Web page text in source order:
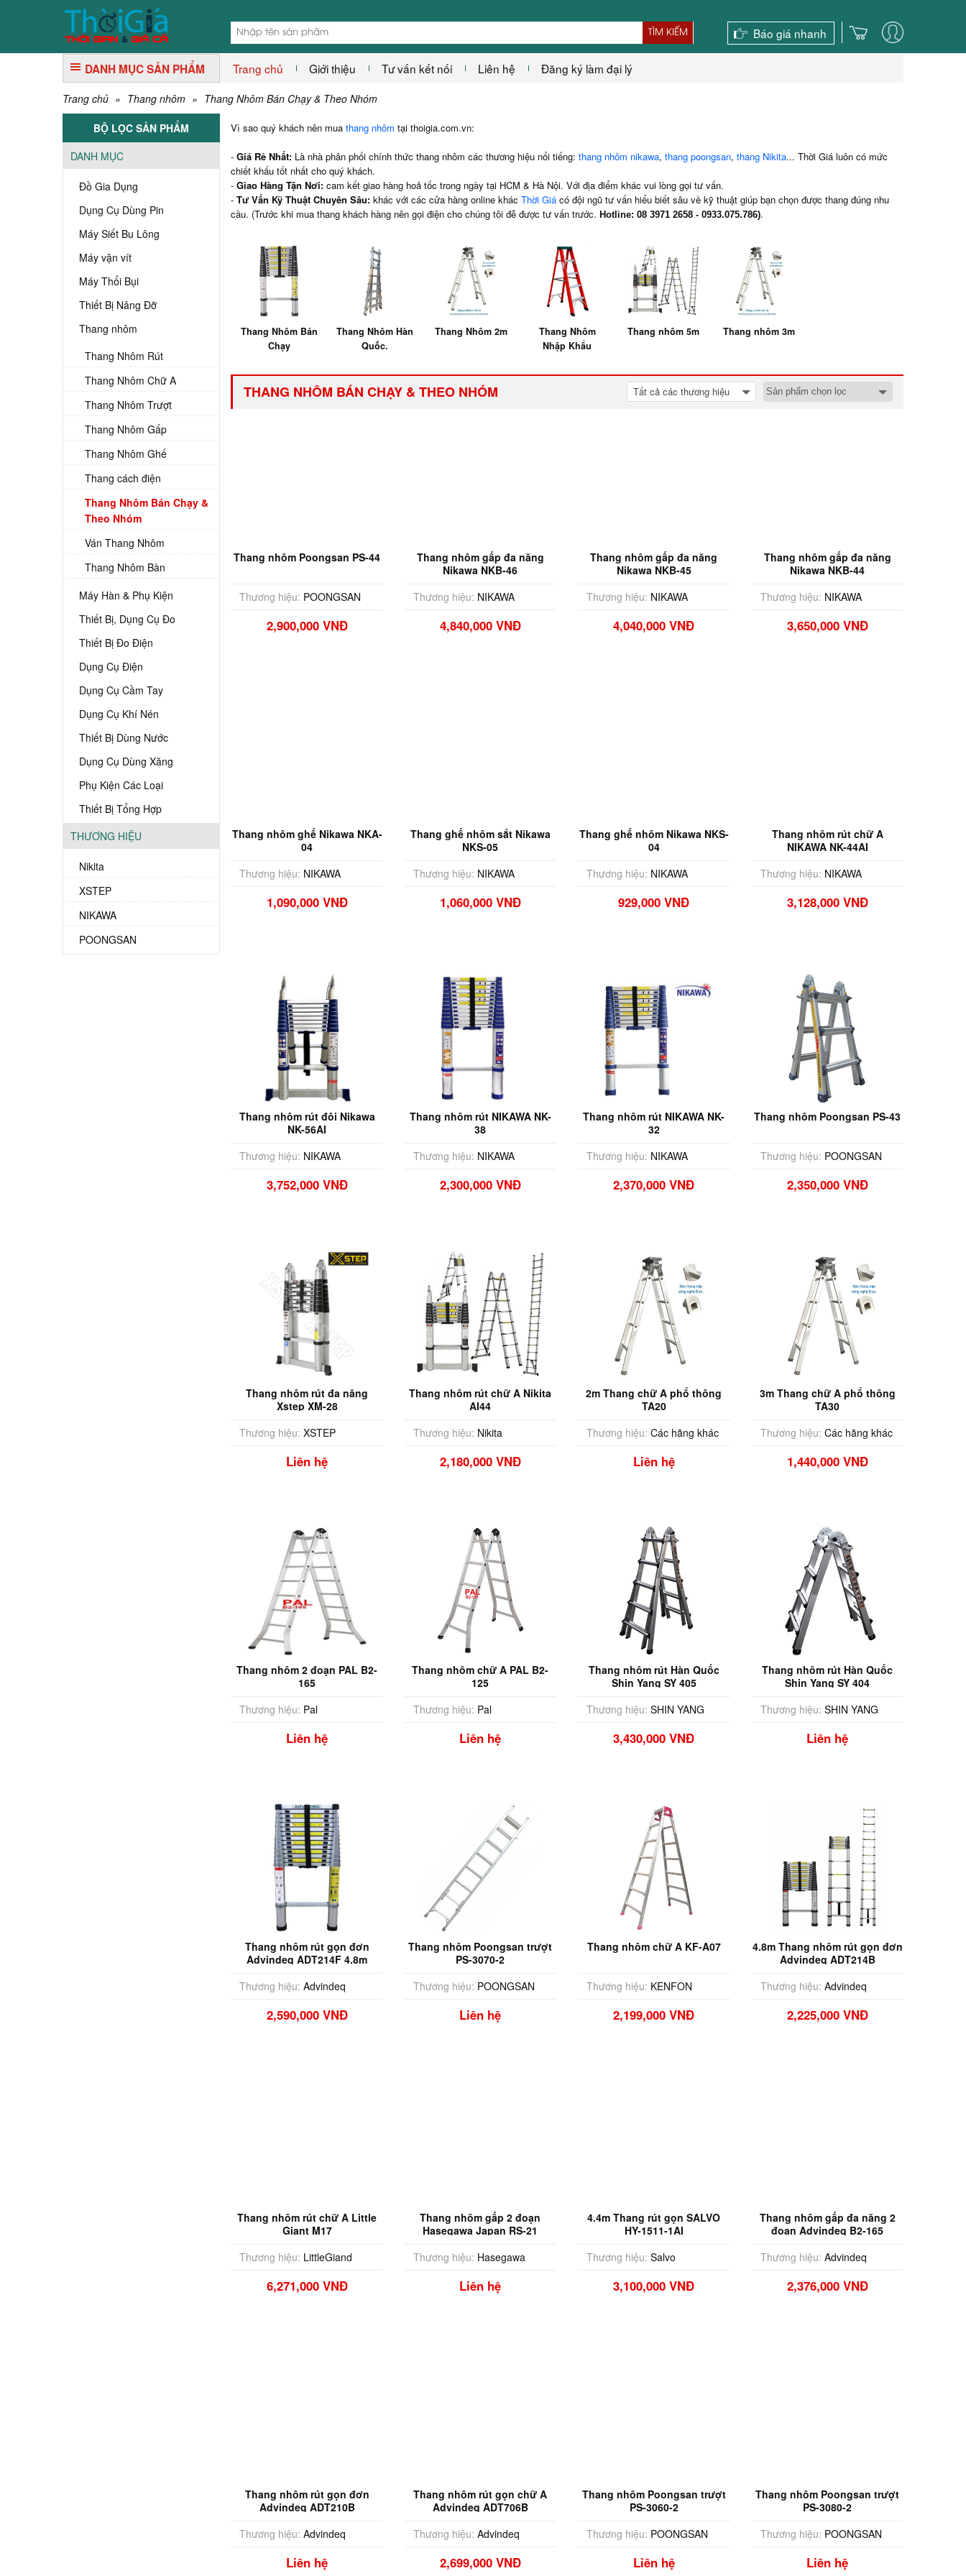
TÌM KIẾM Báo giá nhanh
DANH MỤC SẢN PHẨM Trang chủ Giới thiệu Tư vấn kết nối Liên hệ Đăng ký làm đại lý
Trang chủ » Thang nhôm » Thang Nhôm Bán Chạy & Theo Nhóm
Vì sao quý khách nên muathang nhôm tại thoigia.com.vn:
-Giá Rẻ Nhất: Là nhà phân phối chính thức thang nhôm các thương hiệu nổi tiếng:thang nhôm nikawa,thang poongsan,thang Nikita... Thời Giá luôn có mức
chiết khấu tốt nhất cho quý khách.
-Giao Hàng Tận Nơi:cam kết giao hàng hoả tốc trong ngày tại HCM & Hà Nội. Với địa điểm khác vui lòng gọi tư vấn.
-Tư Vấn Kỹ Thuật Chuyên Sâu: khác với các cửa hàng online khácThời Giá có đội ngũ tư vấn hiểu biết sâu về kỹ thuật giúp bạn chọn được thang đúng nhu
cầu. (Trước khi mua thang khách hàng nên gọi điện cho chúng tôi đễ được tư vấn trước.Hotline: 08 3971 2658 - 0933.075.786).
Thang Nhôm Bán
Chạy
Thang Nhôm Hàn
Quốc.
Thang Nhôm 2m
Thang Nhôm
Nhập Khẩu
Thang nhôm 5m Thang nhôm 3m
THANG NHÔM BÁN CHẠY & THEO NHÓM Tất cả các thương hiệu
Thang nhôm Poongsan PS-44
Thương hiệu: POONGSAN
2,900,000 VNĐ
Thang nhôm gấp đa năng
Nikawa NKB-46
Thương hiệu: NIKAWA
4,840,000 VNĐ
Thang nhôm gấp đa năng
Nikawa NKB-45
Thương hiệu: NIKAWA
4,040,000 VNĐ
Thang nhôm gấp đa năng
Nikawa NKB-44
Thương hiệu: NIKAWA
3,650,000 VNĐ
Thang nhôm ghế Nikawa NKA-
04
Thương hiệu: NIKAWA
1,090,000 VNĐ
Thang ghế nhôm sắt Nikawa
NKS-05
Thương hiệu: NIKAWA
1,060,000 VNĐ
Thang ghế nhôm Nikawa NKS-
04
Thương hiệu: NIKAWA
929,000 VNĐ
Thang nhôm rút chữ A
NIKAWA NK-44AI
Thương hiệu: NIKAWA
3,128,000 VNĐ
Thang nhôm rút đôi Nikawa
NK-56AI
Thương hiệu: NIKAWA
3,752,000 VNĐ
Thang nhôm rút NIKAWA NK-
38
Thương hiệu: NIKAWA
2,300,000 VNĐ
Thang nhôm rút NIKAWA NK-
32
Thương hiệu: NIKAWA
2,370,000 VNĐ
Thang nhôm Poongsan PS-43
Thương hiệu: POONGSAN
2,350,000 VNĐ
Thang nhôm rút đa năng
Xstep XM-28
Thương hiệu: XSTEP
Liên hệ
Thang nhôm rút chữ A Nikita
AI44
Thương hiệu: Nikita
2,180,000 VNĐ
2m Thang chữ A phổ thông
TA20
Thương hiệu: Các hãng khác
Liên hệ
3m Thang chữ A phổ thông
TA30
Thương hiệu: Các hãng khác
1,440,000 VNĐ
Thang nhôm 2 đoạn PAL B2-
165
Thương hiệu: Pal
Liên hệ
Thang nhôm chữ A PAL B2-
125
Thương hiệu: Pal
Liên hệ
Thang nhôm rút Hàn Quốc
Shin Yang SY 405
Thương hiệu: SHIN YANG
3,430,000 VNĐ
Thang nhôm rút Hàn Quốc
Shin Yang SY 404
Thương hiệu: SHIN YANG
Liên hệ
Thang nhôm rút gọn đơn
Advindeq ADT214F 4.8m
Thương hiệu: Advindeq
2,590,000 VNĐ
Thang nhôm Poongsan trượt
PS-3070-2
Thương hiệu: POONGSAN
Liên hệ
Thang nhôm chữ A KF-A07
Thương hiệu: KENFON
2,199,000 VNĐ
4.8m Thang nhôm rút gọn đơn
Advindeq ADT214B
Thương hiệu: Advindeq
2,225,000 VNĐ
Thang nhôm rút chữ A Little
Giant M17
Thương hiệu: LittleGiand
6,271,000 VNĐ
Thang nhôm gấp 2 đoạn
Hasegawa Japan RS-21
Thương hiệu: Hasegawa
Liên hệ
4.4m Thang rút gọn SALVO
HY-1511-1AI
Thương hiệu: Salvo
3,100,000 VNĐ
Thang nhôm gấp đa năng 2
đoạn Advindeq B2-165
Thương hiệu: Advindeq
2,376,000 VNĐ
Thang nhôm rút gọn đơn
Advindeq ADT210B
Thương hiệu: Advindeq
Liên hệ
Thang nhôm rút gọn chữ A
Advindeq ADT706B
Thương hiệu: Advindeq
2,699,000 VNĐ
Thang nhôm Poongsan trượt
PS-3060-2
Thương hiệu: POONGSAN
Liên hệ
Thang nhôm Poongsan trượt
PS-3080-2
Thương hiệu: POONGSAN
Liên hệ
BỘ LỌC SẢN PHẨM
DANH MỤC
Đồ Gia Dụng
Dụng Cụ Dùng Pin
Máy Siết Bu Lông
Máy vặn vít
Máy Thổi Bụi
Thiết Bị Nâng Đỡ
Thang nhôm
Thang Nhôm Rút
Thang Nhôm Chữ A
Thang Nhôm Trượt
Thang Nhôm Gấp
Thang Nhôm Ghế
Thang cách điện
Thang Nhôm Bán Chạy &
Theo Nhóm
Ván Thang Nhôm
Thang Nhôm Bàn
Máy Hàn & Phụ Kiện
Thiết Bị, Dụng Cụ Đo
Thiết Bị Đo Điện
Dụng Cụ Điện
Dụng Cụ Cầm Tay
Dụng Cụ Khí Nén
Thiết Bị Dùng Nước
Dụng Cụ Dùng Xăng
Phụ Kiện Các Loại
Thiết Bị Tổng Hợp
THƯƠNG HIỆU
Nikita
XSTEP
NIKAWA
POONGSAN